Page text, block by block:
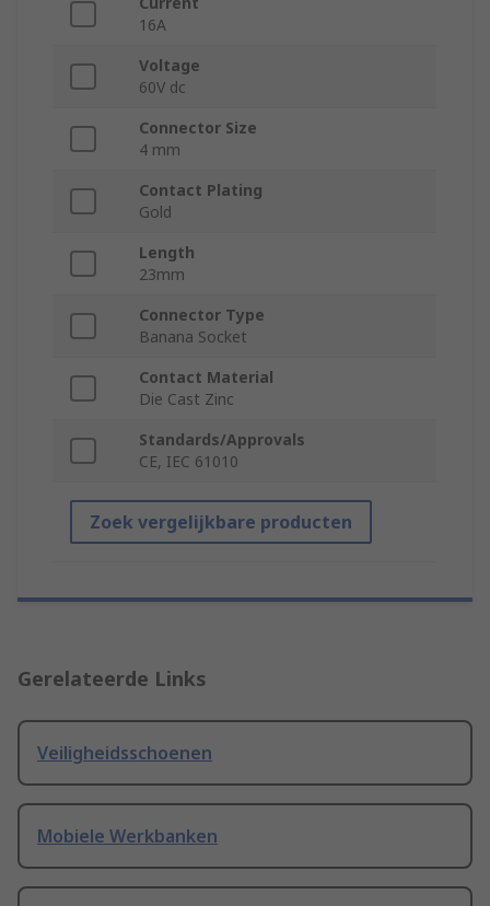
16A
Voltage
60V dc
Connector Size
4 mm
Contact Plating
Gold
Length
23mm
Connector Type
Banana Socket
Contact Material
Die Cast Zinc
Standards/Approvals
CE, IEC 61010
Zoek vergelijkbare producten
Gerelateerde Links
Veiligheidsschoenen
Mobiele Werkbanken